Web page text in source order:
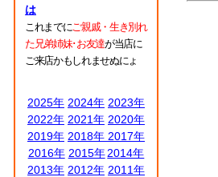
は
これまでにご親戚・生き別れ
た兄弟姉妹･お友達が当店に
ご来店かもしれませぬにょ
2025年 2024年 2023年
2022年 2021年 2020年
2019年 2018年 2017年
2016年 2015年 2014年
2013年 2012年 2011年